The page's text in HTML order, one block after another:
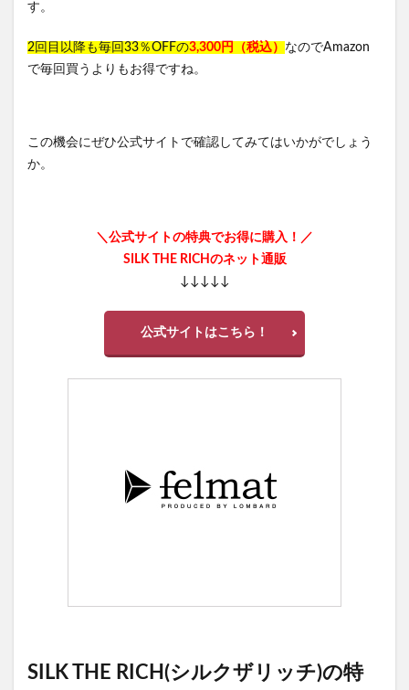
す。
2回目以降も毎回33％OFFの3,300円（税込） なのでAmazon
で毎回買うよりもお得ですね。
この機会にぜひ公式サイトで確認してみてはいかがでしょう
か。
＼公式サイトの特典でお得に購入！／
SILK THE RICHのネット通販
↓↓↓↓↓
公式サイトはこちら！
SILK THE RICH(シルクザリッチ)の特